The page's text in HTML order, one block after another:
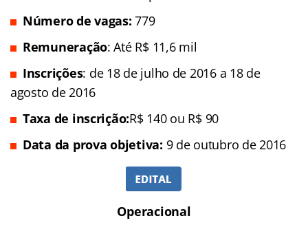
Número de vagas:779
Remuneração: Até R$ 11,6 mil
Inscrições: de 18 de julho de 2016 a 18 de
agosto de 2016
Taxa de inscrição:R$ 140 ou R$ 90
Data da prova objetiva: 9 de outubro de 2016
Operacional